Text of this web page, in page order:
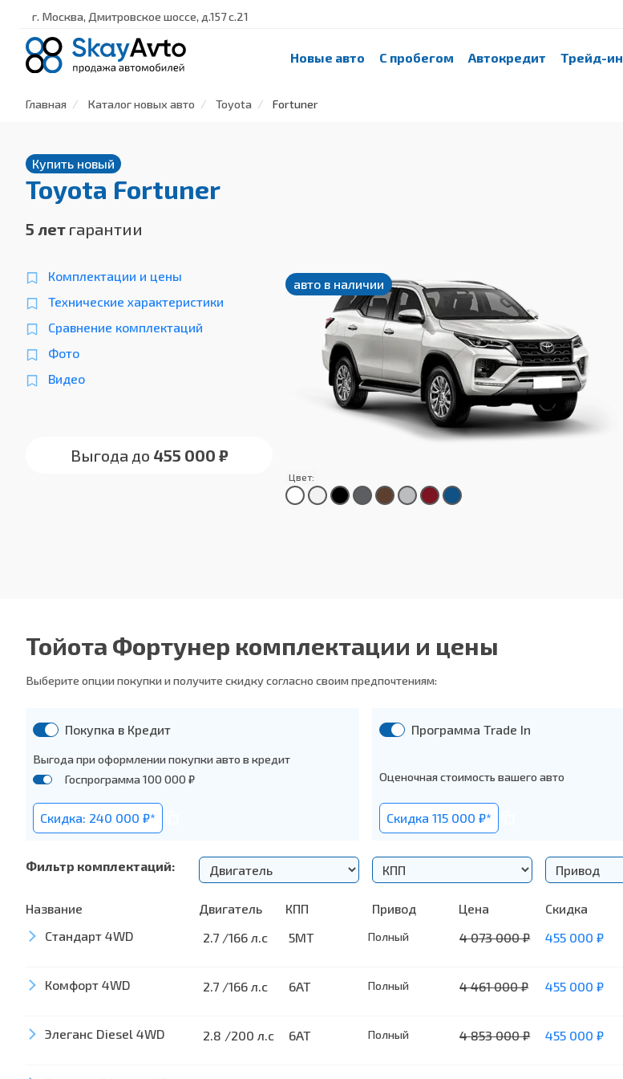
г. Москва, Дмитровское шоссе, д.157 с.21
Новые авто С пробегом Автокредит Трейд-ин
Главная Каталог новых авто Toyota Fortuner
Купить новый
Toyota Fortuner
5 лет гарантии
Комплектации и цены
Технические характеристики
Сравнение комплектаций
Фото
Видео
Выгода до 455 000 ₽
авто в наличии
Цвет:
Тойота Фортунер комплектации и цены
Выберите опции покупки и получите скидку согласно своим предпочтениям:
Покупка в Кредит
Выгода при оформлении покупки авто в кредит
Госпрограмма 100 000 ₽
Скидка: 240 000 ₽*
Программа Trade In
Оценочная стоимость вашего авто
Cкидка 115 000 ₽*
Фильтр комплектаций:
Название Двигатель КПП Привод Цена Cкидка
Стандарт 4WD
2.7 /166 л.с 5MT Полный 4 073 000₽ 455 000 ₽
Экстерьер
Комфорт 4WD 2.7 /166 л.с 6AT Полный 4 461 000₽ 455 000 ₽
Экстерьер
Элеганс Diesel 4WD 2.8 /200 л.с 6AT Полный 4 853 000₽ 455 000 ₽